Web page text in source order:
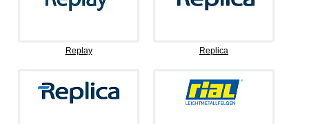
Replay Replica